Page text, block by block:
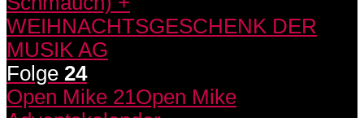
Folge 24
Open Mike 21Open Mike